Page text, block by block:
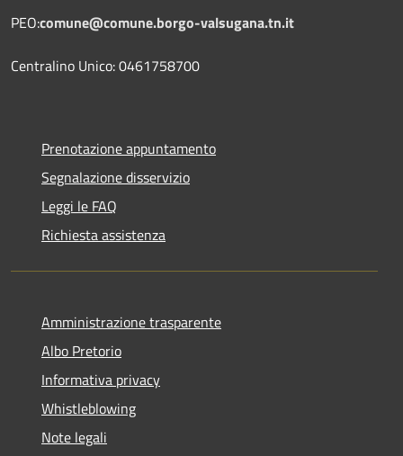
PEO:comune@comune.borgo-valsugana.tn.it
Centralino Unico: 0461758700
Prenotazione appuntamento
Segnalazione disservizio
Leggi le FAQ
Richiesta assistenza
Amministrazione trasparente
Albo Pretorio
Informativa privacy
Whistleblowing
Note legali